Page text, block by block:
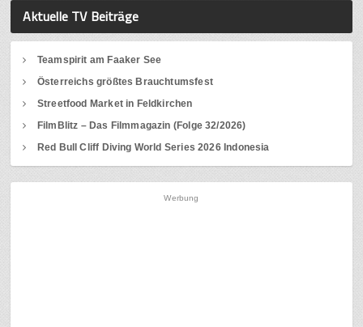
Aktuelle TV Beiträge
Teamspirit am Faaker See
Österreichs größtes Brauchtumsfest
Streetfood Market in Feldkirchen
FilmBlitz – Das Filmmagazin (Folge 32/2026)
Red Bull Cliff Diving World Series 2026 Indonesia
Werbung